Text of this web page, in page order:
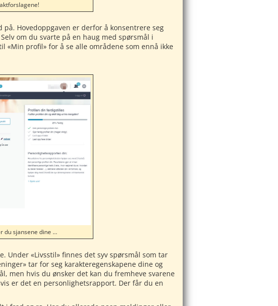
Hovedoppgaven er derfor å konsentrere seg
om du svarte på en haug med spørsmål i
«Min profil» for å se alle områdene som ennå ikke
du sjansene dine …
Under «Livsstil» finnes det syv spørsmål som tar
tar for seg karakteregenskapene dine og
men hvis du ønsker det kan du fremheve svarene
er det en personlighetsrapport. Der får du en